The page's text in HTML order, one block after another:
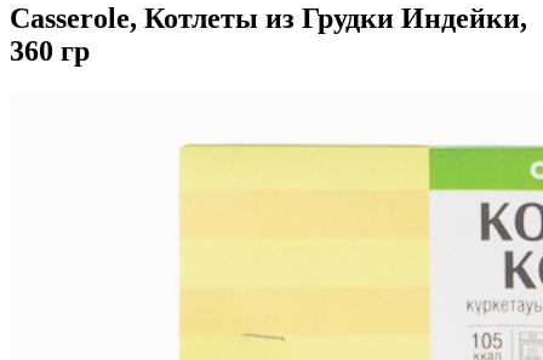
Casserole, Котлеты из Грудки Индейки,
360 гр